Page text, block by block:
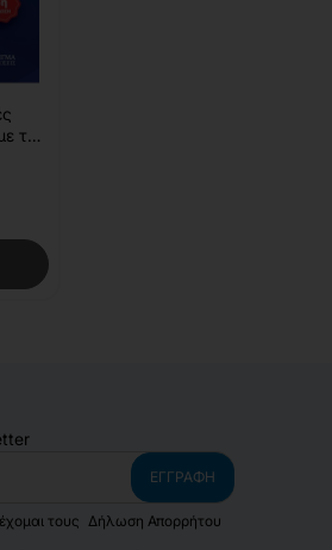
το
ΕΓΓΡΑΦΉ
τους Δήλωση Απορρήτου